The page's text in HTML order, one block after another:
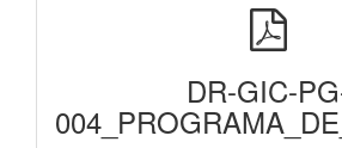
DR-GIC-